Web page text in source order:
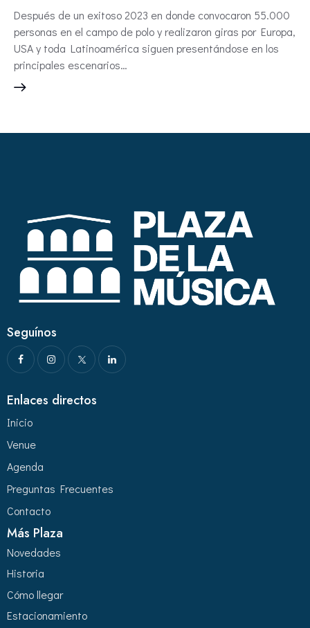
Después de un exitoso 2023 en donde convocaron 55.000
personas en el campo de polo y realizaron giras por Europa,
USA y toda Latinoamérica siguen presentándose en los
principales escenarios…
Seguínos
Enlaces directos
Inicio
Venue
Agenda
Preguntas Frecuentes
Contacto
Más Plaza
Novedades
Historia
Cómo llegar
Estacionamiento